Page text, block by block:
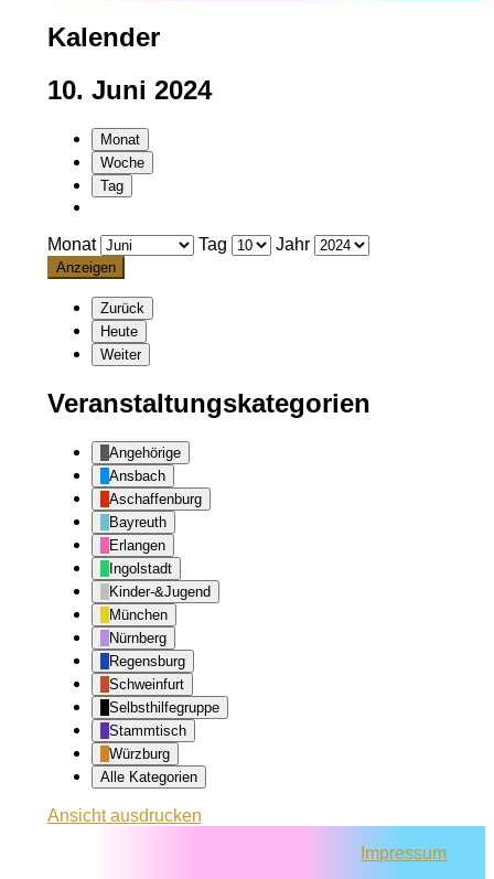
Kalender
10. Juni 2024
Monat
Woche
Tag
Monat Tag Jahr
Zurück
Heute
Weiter
Veranstaltungskategorien
Angehörige
Ansbach
Aschaffenburg
Bayreuth
Erlangen
Ingolstadt
Kinder-&Jugend
München
Nürnberg
Regensburg
Schweinfurt
Selbsthilfegruppe
Stammtisch
Würzburg
Alle Kategorien
Ansichtausdrucken
Impressum